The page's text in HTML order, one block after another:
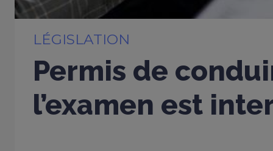
LÉGISLATION
Permis de
l’examen est